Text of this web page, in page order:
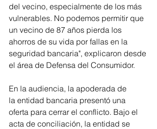
del vecino, especialmente de los más
vulnerables. No podemos permitir que
un vecino de 87 años pierda los
ahorros de su vida por fallas en la
seguridad bancaria", explicaron desde
el área de Defensa del Consumidor.
En la audiencia, la apoderada de
la entidad bancaria presentó una
oferta para cerrar el conflicto. Bajo el
acta de conciliación, la entidad se